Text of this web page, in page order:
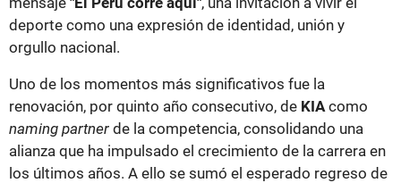
deporte como una expresión de identidad, unión y
orgullo nacional.
Uno de los momentos más significativos fue la
renovación, por quinto año consecutivo, de KIA como
naming partner de la competencia, consolidando una
alianza que ha impulsado el crecimiento de la carrera en
los últimos años. A ello se sumó el esperado regreso de